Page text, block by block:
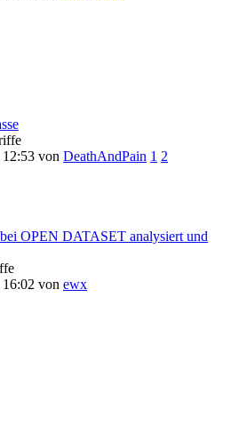
von DeathAndPain 1 2
OPEN DATASET analysiert und
von ewx